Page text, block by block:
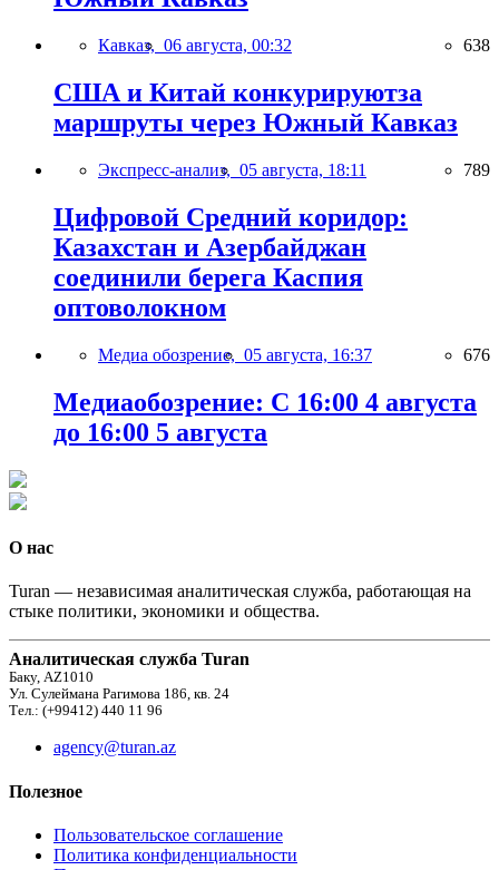
Кавказ, 06 августа, 00:32 638
США и Китай конкурируютза
маршруты через Южный Кавказ
Экспресс-анализ, 05 августа, 18:11 789
Цифровой Средний коридор:
Казахстан и Азербайджан
соединили берега Каспия
оптоволокном
Медиа обозрение, 05 августа, 16:37 676
Медиаобозрение: С 16:00 4 августа
до 16:00 5 августа
О нас
Turan — независимая аналитическая служба, работающая на
стыке политики, экономики и общества.
Аналитическая служба Turan
Баку, AZ1010
Ул. Сулеймана Рагимова 186, кв. 24
Тел.: (+99412) 440 11 96
agency@turan.az
Полезное
Пользовательское соглашение
Политика конфиденциальности